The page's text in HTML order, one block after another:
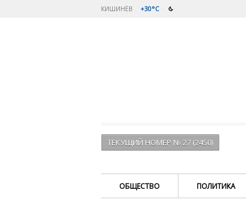
КИШИНЁВ +30°C
ТЕКУЩИЙ НОМЕР № 27 (2450)
ОБЩЕСТВО ПОЛИТИКА